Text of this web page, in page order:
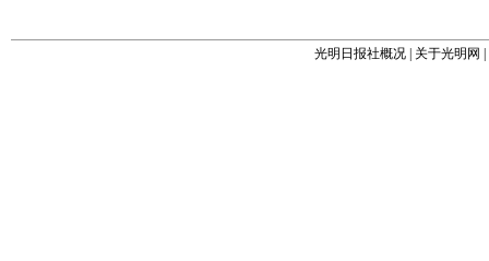
光明日报社概况 关于光明网